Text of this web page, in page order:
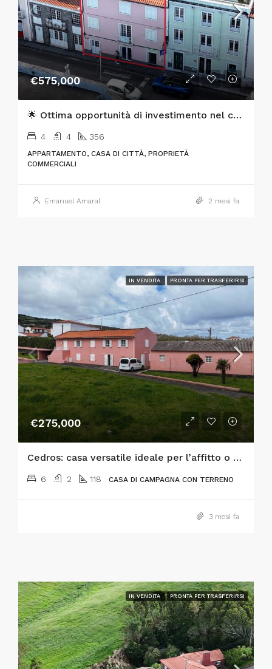
€575,000
🌟 Ottima opportunità di investimento nel cuore di Horta, Isola di Faial 🌟
4 4 356
APPARTAMENTO, CASA DI CITTÀ, PROPRIETÀ
COMMERCIALI
Emanuel Amaral 2 mesi fa
IN VENDITA PRONTA PER TRASFERIRSI
€275,000
Cedros: casa versatile ideale per l’affitto o come residenza primaria
6 2 118 CASA DI CAMPAGNA CON TERRENO
3 mesi fa
IN VENDITA PRONTA PER TRASFERIRSI